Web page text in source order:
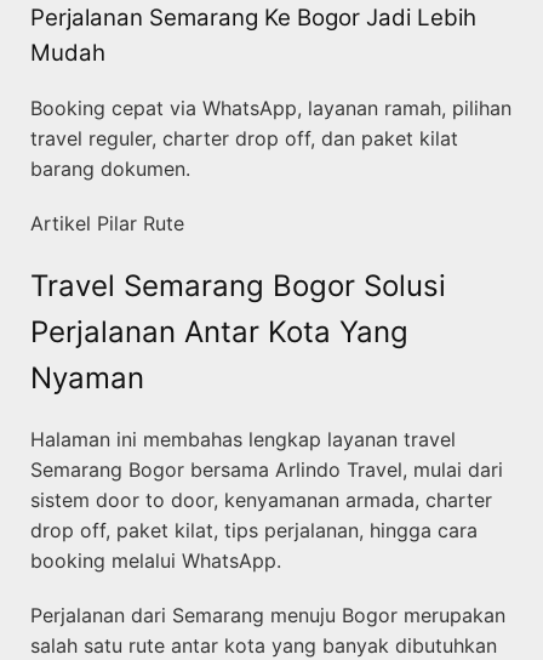
Perjalanan Semarang Ke Bogor Jadi Lebih
Mudah
Booking cepat via WhatsApp, layanan ramah, pilihan
travel reguler, charter drop off, dan paket kilat
barang dokumen.
Artikel Pilar Rute
Travel Semarang Bogor Solusi
Perjalanan Antar Kota Yang
Nyaman
Halaman ini membahas lengkap layanan travel
Semarang Bogor bersama Arlindo Travel, mulai dari
sistem door to door, kenyamanan armada, charter
drop off, paket kilat, tips perjalanan, hingga cara
booking melalui WhatsApp.
Perjalanan dari Semarang menuju Bogor merupakan
salah satu rute antar kota yang banyak dibutuhkan